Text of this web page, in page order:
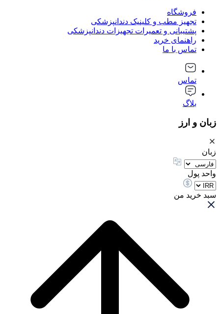
فروشگاه
تجهیز مطب و کلینیک دندانپزشکی
پشتیبانی و تعمیرات تجهیزات دندانپزشکی
راهنمای خرید
تماس با ما
تماس
بلاگ
زبان و ارز
زبان
واحد پول
سبد خرید من